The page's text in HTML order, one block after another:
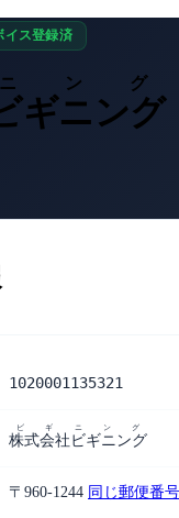
イス登録済
ギニング
ング
1020001135321
株式会社ビギニング
ビギニング
〒960-1244 同じ郵便番